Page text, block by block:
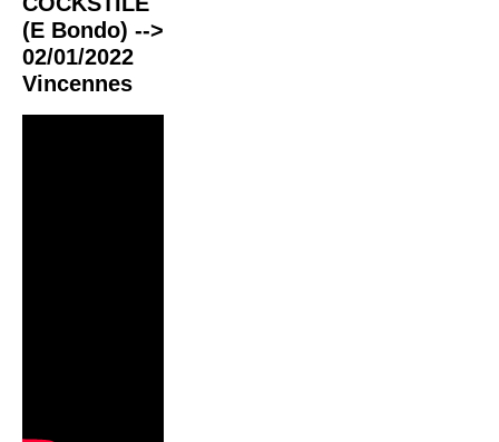
(E Bondo) -->
02/01/2022
Vincennes